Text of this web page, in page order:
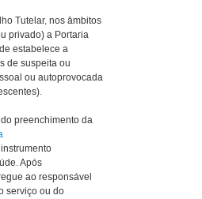
Tutelar, nos âmbitos
privado) a Portaria
estabelece a
de suspeita ou
ou autoprovocada
preenchimento da
Após
ao responsável
serviço ou do